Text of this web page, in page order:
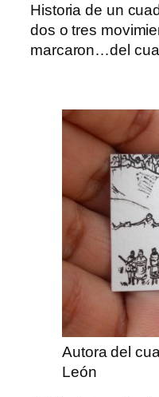
Historia de un
dos o tres
marcaron…del
Autora del
León